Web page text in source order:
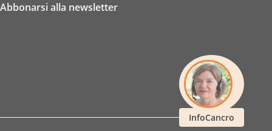
InfoCancro
Abbonarsi alla newsletter